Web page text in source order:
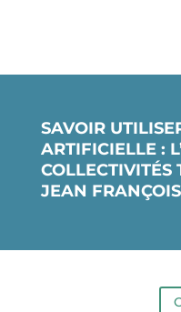
SAVOIR
ARTIFICIELLE :
COLLECTIVITÉS
JEAN